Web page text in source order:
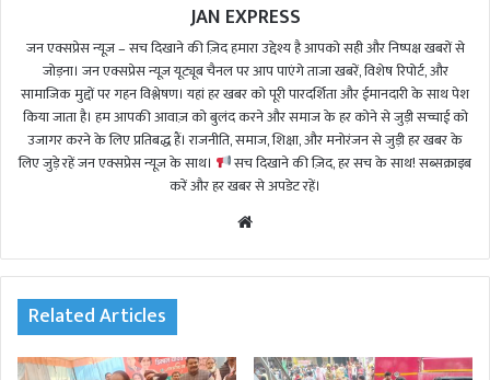
JAN EXPRESS
जन एक्सप्रेस न्यूज़ – सच दिखाने की ज़िद हमारा उद्देश्य है आपको सही और निष्पक्ष खबरों से
जोड़ना। जन एक्सप्रेस न्यूज़ यूट्यूब चैनल पर आप पाएंगे ताजा खबरें, विशेष रिपोर्ट, और
सामाजिक मुद्दों पर गहन विश्लेषण। यहां हर खबर को पूरी पारदर्शिता और ईमानदारी के साथ पेश
किया जाता है। हम आपकी आवाज़ को बुलंद करने और समाज के हर कोने से जुड़ी सच्चाई को
उजागर करने के लिए प्रतिबद्ध हैं। राजनीति, समाज, शिक्षा, और मनोरंजन से जुड़ी हर खबर के
लिए जुड़े रहें जन एक्सप्रेस न्यूज़ के साथ।
सच दिखाने की ज़िद, हर सच के साथ! सब्सक्राइब
करें और हर खबर से अपडेट रहें।
te
Related Articles